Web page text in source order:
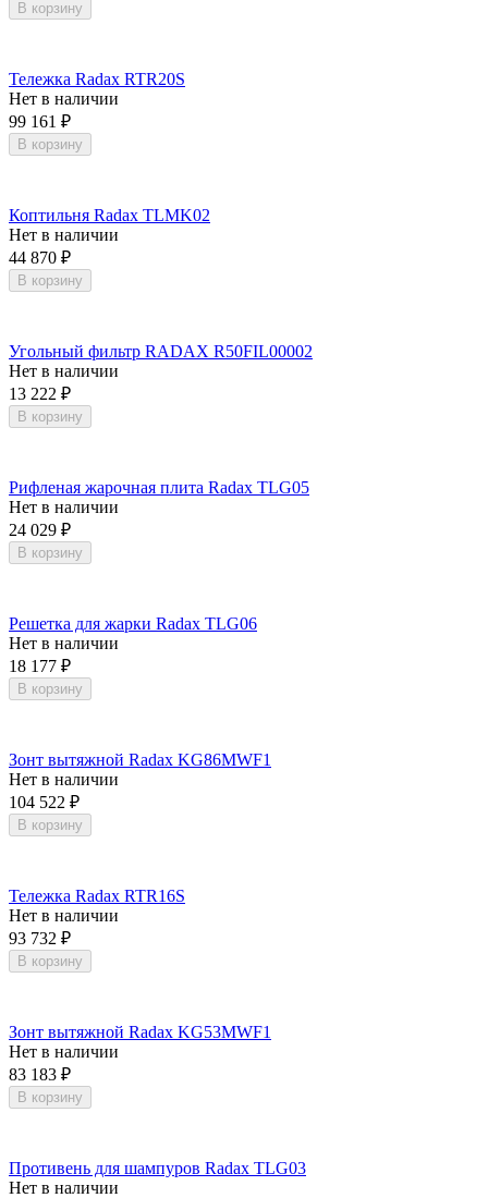
В корзину
Тележка Radax RTR20S
Нет в наличии
99 161 ₽
В корзину
Коптильня Radax TLMK02
Нет в наличии
44 870 ₽
В корзину
Угольный фильтр RADAX R50FIL00002
Нет в наличии
13 222 ₽
В корзину
Рифленая жарочная плита Radax TLG05
Нет в наличии
24 029 ₽
В корзину
Решетка для жарки Radax TLG06
Нет в наличии
18 177 ₽
В корзину
Зонт вытяжной Radax KG86MWF1
Нет в наличии
104 522 ₽
В корзину
Тележка Radax RTR16S
Нет в наличии
93 732 ₽
В корзину
Зонт вытяжной Radax KG53MWF1
Нет в наличии
83 183 ₽
В корзину
Противень для шампуров Radax TLG03
Нет в наличии